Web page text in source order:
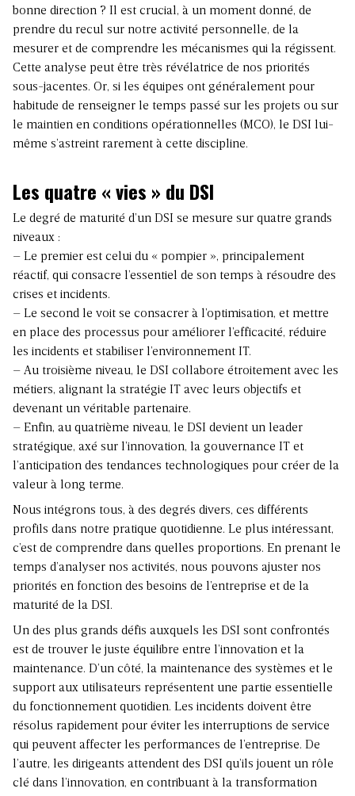
bonne direction ? Il est crucial, à un moment donné, de
prendre du recul sur notre activité personnelle, de la
mesurer et de comprendre les mécanismes qui la régissent.
Cette analyse peut être très révélatrice de nos priorités
sous-jacentes. Or, si les équipes ont généralement pour
habitude de renseigner le temps passé sur les projets ou sur
le maintien en conditions opérationnelles (MCO), le DSI lui-
même s’astreint rarement à cette discipline.
Les quatre « vies » du DSI
Le degré de maturité d’un DSI se mesure sur quatre grands
niveaux :
– Le premier est celui du « pompier », principalement
réactif, qui consacre l’essentiel de son temps à résoudre des
crises et incidents.
– Le second le voit se consacrer à l’optimisation, et mettre
en place des processus pour améliorer l’efficacité, réduire
les incidents et stabiliser l’environnement IT.
– Au troisième niveau, le DSI collabore étroitement avec les
métiers, alignant la stratégie IT avec leurs objectifs et
devenant un véritable partenaire.
– Enfin, au quatrième niveau, le DSI devient un leader
stratégique, axé sur l’innovation, la gouvernance IT et
l’anticipation des tendances technologiques pour créer de la
valeur à long terme.
Nous intégrons tous, à des degrés divers, ces différents
profils dans notre pratique quotidienne. Le plus intéressant,
c’est de comprendre dans quelles proportions. En prenant le
temps d’analyser nos activités, nous pouvons ajuster nos
priorités en fonction des besoins de l’entreprise et de la
maturité de la DSI.
Un des plus grands défis auxquels les DSI sont confrontés
est de trouver le juste équilibre entre l’innovation et la
maintenance. D’un côté, la maintenance des systèmes et le
support aux utilisateurs représentent une partie essentielle
du fonctionnement quotidien. Les incidents doivent être
résolus rapidement pour éviter les interruptions de service
qui peuvent affecter les performances de l’entreprise. De
l’autre, les dirigeants attendent des DSI qu’ils jouent un rôle
clé dans l’innovation, en contribuant à la transformation